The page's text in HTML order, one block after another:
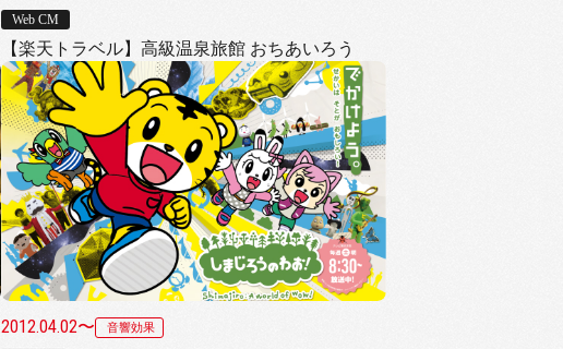
Web CM
【楽天トラベル】高級温泉旅館 おちあいろう
2012.04.02〜 音響効果